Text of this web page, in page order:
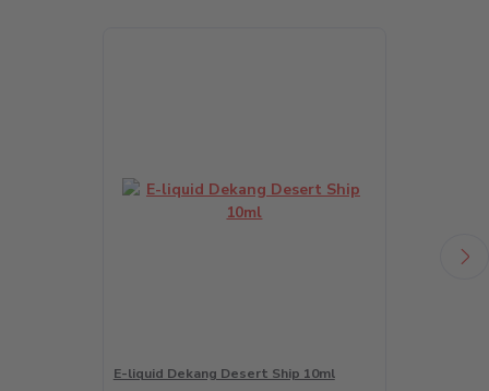
E-liquid Dekang Desert Ship 10ml